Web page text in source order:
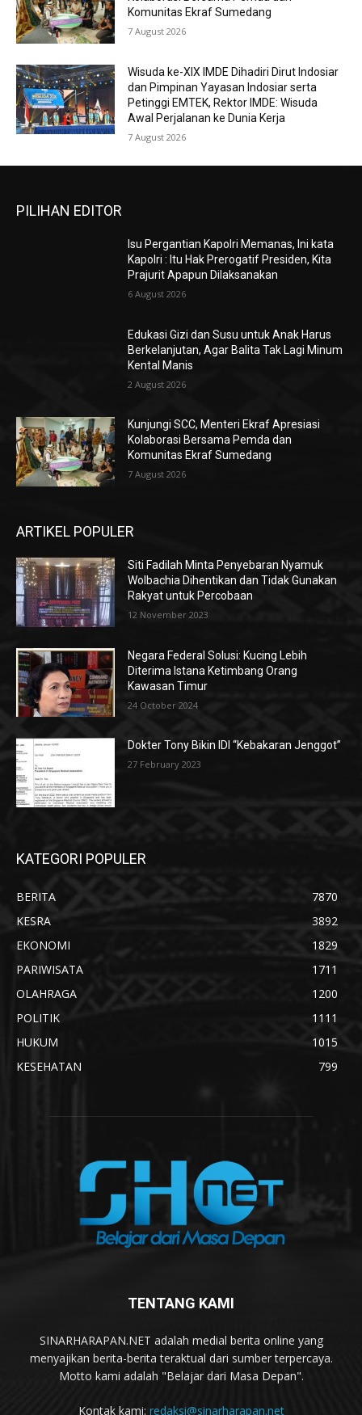
Komunitas Ekraf Sumedang
7 August 2026
Wisuda ke-XIX IMDE Dihadiri Dirut Indosiar
dan Pimpinan Yayasan Indosiar serta
Petinggi EMTEK, Rektor IMDE: Wisuda
Awal Perjalanan ke Dunia Kerja
7 August 2026
PILIHAN EDITOR
Isu Pergantian Kapolri Memanas, Ini kata
Kapolri : Itu Hak Prerogatif Presiden, Kita
Prajurit Apapun Dilaksanakan
6 August 2026
Edukasi Gizi dan Susu untuk Anak Harus
Berkelanjutan, Agar Balita Tak Lagi Minum
Kental Manis
2 August 2026
Kunjungi SCC, Menteri Ekraf Apresiasi
Kolaborasi Bersama Pemda dan
Komunitas Ekraf Sumedang
7 August 2026
ARTIKEL POPULER
Siti Fadilah Minta Penyebaran Nyamuk
Wolbachia Dihentikan dan Tidak Gunakan
Rakyat untuk Percobaan
12 November 2023
Negara Federal Solusi: Kucing Lebih
Diterima Istana Ketimbang Orang
Kawasan Timur
24 October 2024
Dokter Tony Bikin IDI “Kebakaran Jenggot”
27 February 2023
KATEGORI POPULER
BERITA
7870
KESRA
3892
EKONOMI
1829
PARIWISATA
1711
OLAHRAGA
1200
POLITIK
1111
HUKUM
1015
KESEHATAN
799
TENTANG KAMI
SINARHARAPAN.NET adalah medial berita online yang
menyajikan berita-berita teraktual dari sumber terpercaya.
Motto kami adalah "Belajar dari Masa Depan".
Kontak kami: redaksi@sinarharapan.net